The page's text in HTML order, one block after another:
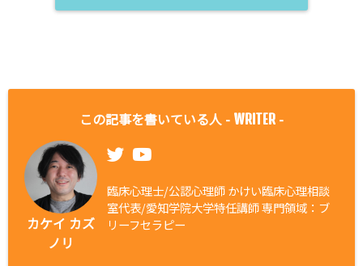
この記事を書いている人 - WRITER -
カケイ カズ
ノリ
臨床心理士/公認心理師 かけい臨床心理相談
室代表/愛知学院大学特任講師 専門領域：ブ
リーフセラピー